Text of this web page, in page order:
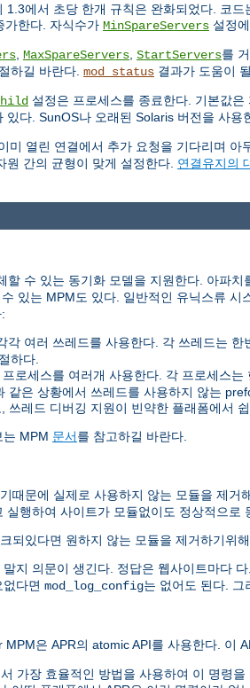
에서 초당 한개 규칙은 완화되었다. 코
가한다. 자식수가 MinSpareServers 설정
, MaxSpareServers, StartServers를
하길 바란다. mod_status 결과가 도움이
설정은 프로세스를 종료한다. 기본값
다. SunOS나 오래된 Solaris 버전을 사용
미 열린 연결에서 추가 요청을 기다리며 아
원 간의 균형이 맞게 설정한다. 연결유지의
할 수 있는 동기화 모델을 지원한다. 아파치
있는 MPM도 있다. 일반적인 유닉스류
각 여러 쓰레드를 사용한다. 각 쓰레드는
하다.
로세스를 여러개 사용한다. 각 프로세스
같은 상황에서 쓰레드를 사용하지 않는
쓰레드 디버깅 지원이 빈약한 플래폼에서
는 MPM 문서를 참고하길 바란다.
때문에 실제로 사용하지 않는 모듈을 제거
행하여 사이트가 모듈없이도 정상적으로
되있다면 원하지 않는 모듈을 제거하기위
지 의문이 생긴다. 정답은 웹사이트마다
다면 mod_log_config는 없어도 된다. 그
은 APR의 atomic API를 사용한다. 이
가장 효율적인 방법을 사용하여 이 명령